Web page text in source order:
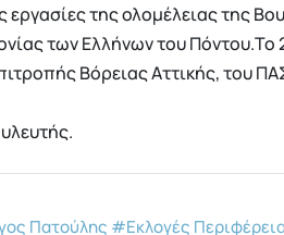
εργασίες της ολομέλειας της
των Ελλήνων του Πόντου.Το
Βόρειας Αττικής, του
Πατούλης #Εκλογές